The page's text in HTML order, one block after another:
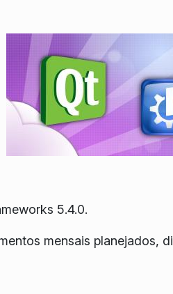
5.4.0.
mensais planejados,